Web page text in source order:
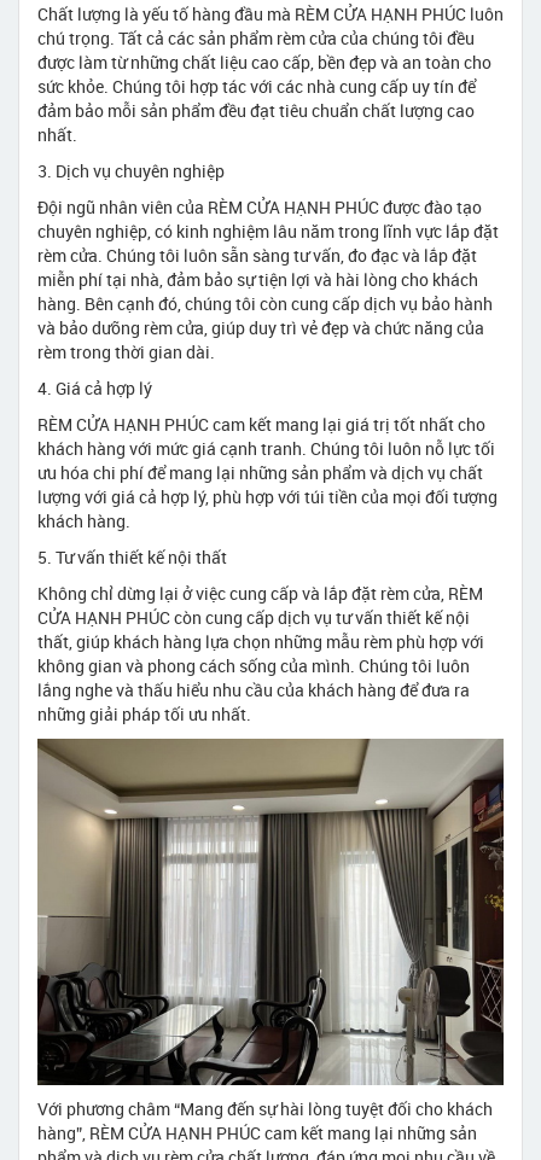
Chất lượng là yếu tố hàng đầu mà RÈM CỬA HẠNH PHÚC luôn
chú trọng. Tất cả các sản phẩm rèm cửa của chúng tôi đều
được làm từ những chất liệu cao cấp, bền đẹp và an toàn cho
sức khỏe. Chúng tôi hợp tác với các nhà cung cấp uy tín để
đảm bảo mỗi sản phẩm đều đạt tiêu chuẩn chất lượng cao
nhất.
3. Dịch vụ chuyên nghiệp
Đội ngũ nhân viên của RÈM CỬA HẠNH PHÚC được đào tạo
chuyên nghiệp, có kinh nghiệm lâu năm trong lĩnh vực lắp đặt
rèm cửa. Chúng tôi luôn sẵn sàng tư vấn, đo đạc và lắp đặt
miễn phí tại nhà, đảm bảo sự tiện lợi và hài lòng cho khách
hàng. Bên cạnh đó, chúng tôi còn cung cấp dịch vụ bảo hành
và bảo dưỡng rèm cửa, giúp duy trì vẻ đẹp và chức năng của
rèm trong thời gian dài.
4. Giá cả hợp lý
RÈM CỬA HẠNH PHÚC cam kết mang lại giá trị tốt nhất cho
khách hàng với mức giá cạnh tranh. Chúng tôi luôn nỗ lực tối
ưu hóa chi phí để mang lại những sản phẩm và dịch vụ chất
lượng với giá cả hợp lý, phù hợp với túi tiền của mọi đối tượng
khách hàng.
5. Tư vấn thiết kế nội thất
Không chỉ dừng lại ở việc cung cấp và lắp đặt rèm cửa, RÈM
CỬA HẠNH PHÚC còn cung cấp dịch vụ tư vấn thiết kế nội
thất, giúp khách hàng lựa chọn những mẫu rèm phù hợp với
không gian và phong cách sống của mình. Chúng tôi luôn
lắng nghe và thấu hiểu nhu cầu của khách hàng để đưa ra
những giải pháp tối ưu nhất.
Với phương châm “Mang đến sự hài lòng tuyệt đối cho khách
hàng”, RÈM CỬA HẠNH PHÚC cam kết mang lại những sản